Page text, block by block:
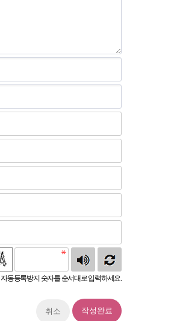
자동등록방지 숫자를 순서대로 입력하세요.
취소